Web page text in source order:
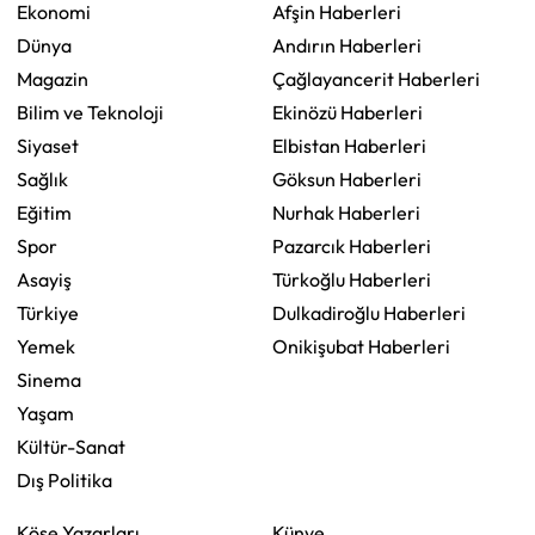
Ekonomi
Dünya
Magazin
Bilim ve Teknoloji
Siyaset
Sağlık
Eğitim
Spor
Asayiş
Türkiye
Yemek
Sinema
Yaşam
Kültür-Sanat
Dış Politika
Afşin Haberleri
Andırın Haberleri
Çağlayancerit Haberleri
Ekinözü Haberleri
Elbistan Haberleri
Göksun Haberleri
Nurhak Haberleri
Pazarcık Haberleri
Türkoğlu Haberleri
Dulkadiroğlu Haberleri
Onikişubat Haberleri